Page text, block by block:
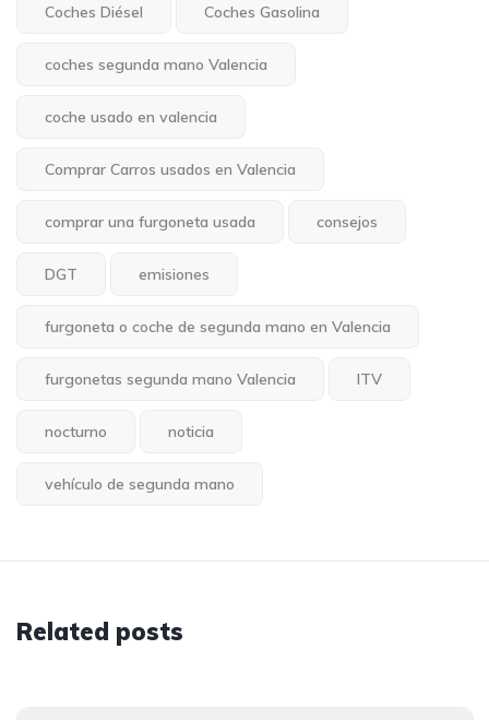
Coches Diésel Coches Gasolina
coches segunda mano Valencia
coche usado en valencia
Comprar Carros usados en Valencia
comprar una furgoneta usada consejos
DGT emisiones
furgoneta o coche de segunda mano en Valencia
furgonetas segunda mano Valencia ITV
nocturno noticia
vehículo de segunda mano
Related posts